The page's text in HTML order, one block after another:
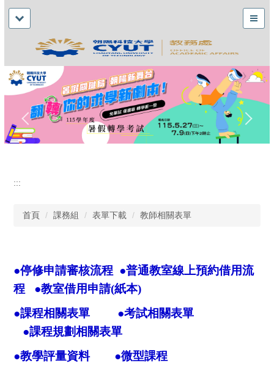
:::
首頁 課務組 表單下載 教師相關表單
●停修申請審核流程 ●普通教室線上預約借用流
程 ●教室借用申請(紙本)
●課程相關表單 ●考試相關表單
●課程規劃相關表單
●教學評量資料 ●微型課程